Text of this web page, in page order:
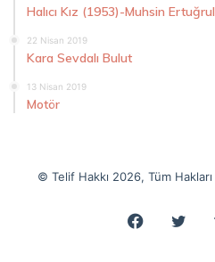
Halıcı Kız (1953)-Muhsin Ertuğrul
22 Nisan 2019
Kara Sevdalı Bulut
13 Nisan 2019
Motör
© Telif Hakkı 2026, Tüm